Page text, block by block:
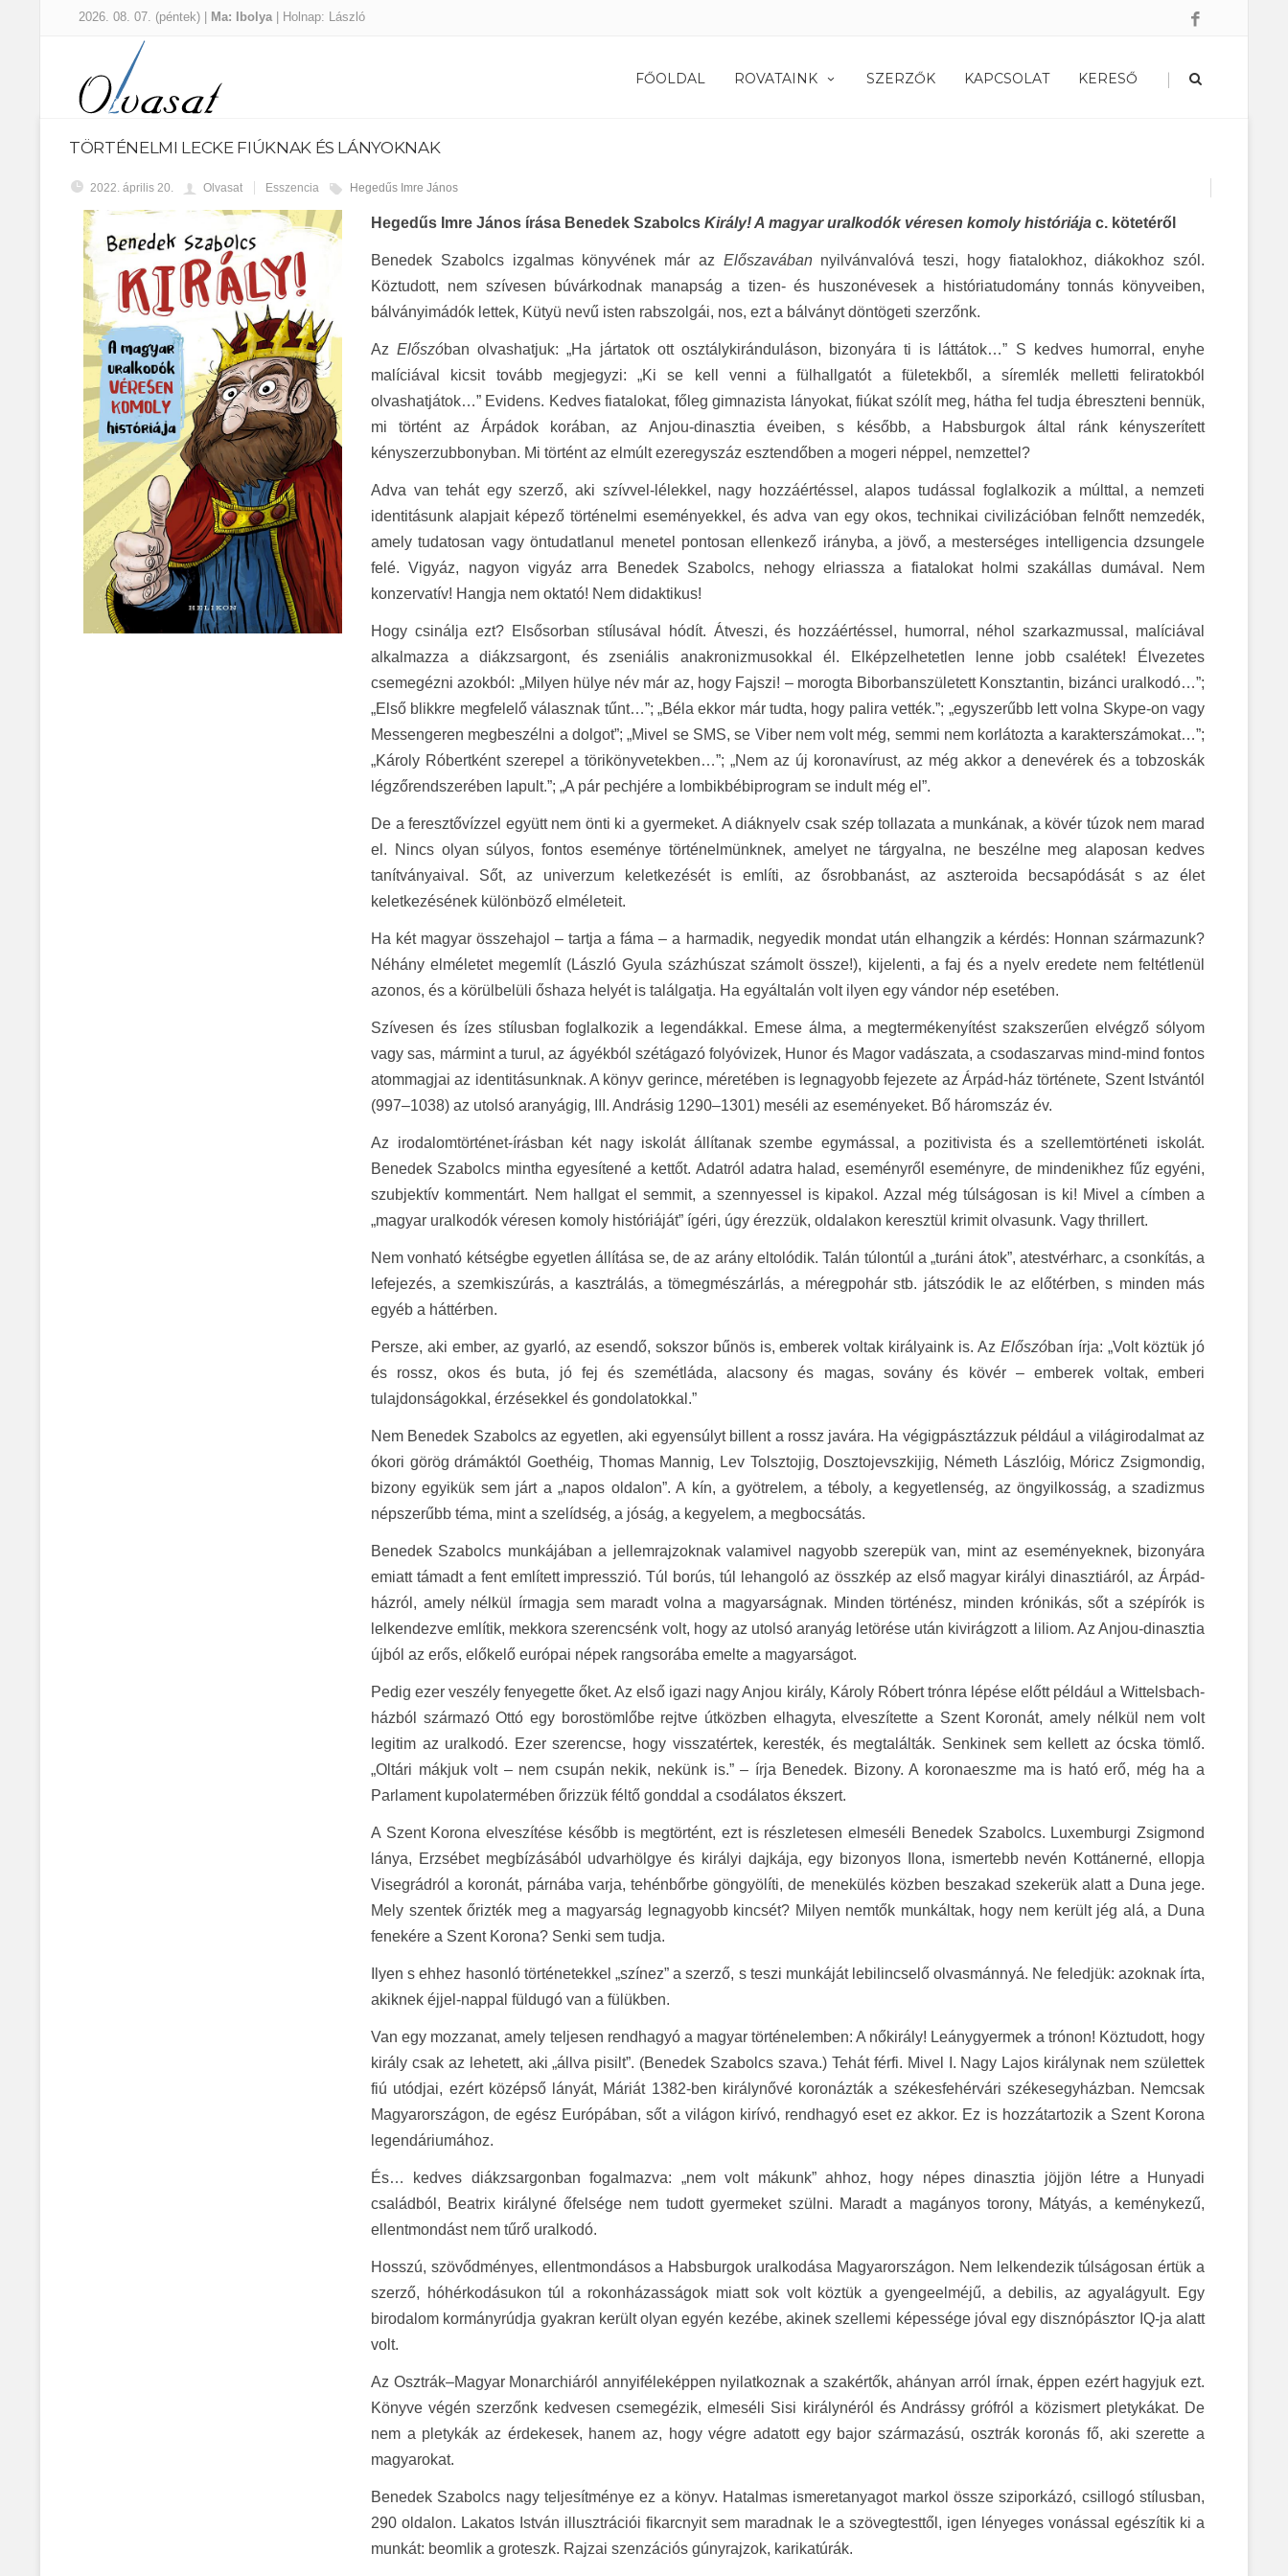
2026. 08. 07. (péntek) | Ma: Ibolya | Holnap: László
FŐOLDAL ROVATAINK SZERZŐK KAPCSOLAT KERESŐ |
TÖRTÉNELMI LECKE FIÚKNAK ÉS LÁNYOKNAK
2022. április 20. Olvasat Esszencia Hegedűs Imre János
Hegedűs Imre János írása Benedek Szabolcs Király! A magyar uralkodók véresen komoly históriája c. kötetéről
Benedek Szabolcs izgalmas könyvének már az Előszavában nyilvánvalóvá teszi, hogy fiatalokhoz, diákokhoz szól.
Köztudott, nem szívesen búvárkodnak manapság a tizen- és huszonévesek a históriatudomány tonnás könyveiben,
bálványimádók lettek, Kütyü nevű isten rabszolgái, nos, ezt a bálványt döntögeti szerzőnk.
AzElőszóban olvashatjuk: „Ha jártatok ott osztálykiránduláson, bizonyára ti is láttátok…” S kedves humorral, enyhe
malíciával kicsit tovább megjegyzi: „Ki se kell venni a fülhallgatót a fületekből, a síremlék melletti feliratokból
olvashatjátok…” Evidens. Kedves fiatalokat, főleg gimnazista lányokat, fiúkat szólít meg, hátha fel tudja ébreszteni bennük,
mi történt az Árpádok korában, az Anjou-dinasztia éveiben, s később, a Habsburgok által ránk kényszerített
kényszerzubbonyban. Mi történt az elmúlt ezeregyszáz esztendőben a mogeri néppel, nemzettel?
Adva van tehát egy szerző, aki szívvel-lélekkel, nagy hozzáértéssel, alapos tudással foglalkozik a múlttal, a nemzeti
identitásunk alapjait képező történelmi eseményekkel, és adva van egy okos, technikai civilizációban felnőtt nemzedék,
amely tudatosan vagy öntudatlanul menetel pontosan ellenkező irányba, a jövő, a mesterséges intelligencia dzsungele
felé. Vigyáz, nagyon vigyáz arra Benedek Szabolcs, nehogy elriassza a fiatalokat holmi szakállas dumával. Nem
konzervatív! Hangja nem oktató! Nem didaktikus!
Hogy csinálja ezt? Elsősorban stílusával hódít. Átveszi, és hozzáértéssel, humorral, néhol szarkazmussal, malíciával
alkalmazza a diákzsargont, és zseniális anakronizmusokkal él. Elképzelhetetlen lenne jobb csalétek! Élvezetes
csemegézni azokból: „Milyen hülye név már az, hogy Fajszi! – morogta Biborbanszületett Konsztantin, bizánci uralkodó…”;
„Első blikkre megfelelő válasznak tűnt…”; „Béla ekkor már tudta, hogy palira vették.”; „egyszerűbb lett volna Skype-on vagy
Messengeren megbeszélni a dolgot”; „Mivel se SMS, se Viber nem volt még, semmi nem korlátozta a karakterszámokat…”;
„Károly Róbertként szerepel a törikönyvetekben…”; „Nem az új koronavírust, az még akkor a denevérek és a tobzoskák
légzőrendszerében lapult.”; „A pár pechjére a lombikbébiprogram se indult még el”.
De a feresztővízzel együtt nem önti ki a gyermeket. A diáknyelv csak szép tollazata a munkának, a kövér túzok nem marad
el. Nincs olyan súlyos, fontos eseménye történelmünknek, amelyet ne tárgyalna, ne beszélne meg alaposan kedves
tanítványaival. Sőt, az univerzum keletkezését is említi, az ősrobbanást, az aszteroida becsapódását s az élet
keletkezésének különböző elméleteit.
Ha két magyar összehajol – tartja a fáma – a harmadik, negyedik mondat után elhangzik a kérdés: Honnan származunk?
Néhány elméletet megemlít (László Gyula százhúszat számolt össze!), kijelenti, a faj és a nyelv eredete nem feltétlenül
azonos, és a körülbelüli őshaza helyét is találgatja. Ha egyáltalán volt ilyen egy vándor nép esetében.
Szívesen és ízes stílusban foglalkozik a legendákkal. Emese álma, a megtermékenyítést szakszerűen elvégző sólyom
vagy sas, mármint a turul, az ágyékból szétágazó folyóvizek, Hunor és Magor vadászata, a csodaszarvas mind-mind fontos
atommagjai az identitásunknak. A könyv gerince, méretében is legnagyobb fejezete az Árpád-ház története, Szent Istvántól
(997–1038) az utolsó aranyágig, III. Andrásig 1290–1301) meséli az eseményeket. Bő háromszáz év.
Az irodalomtörténet-írásban két nagy iskolát állítanak szembe egymással, a pozitivista és a szellemtörténeti iskolát.
Benedek Szabolcs mintha egyesítené a kettőt. Adatról adatra halad, eseményről eseményre, de mindenikhez fűz egyéni,
szubjektív kommentárt. Nem hallgat el semmit, a szennyessel is kipakol. Azzal még túlságosan is ki! Mivel a címben a
„magyar uralkodók véresen komoly históriáját” ígéri, úgy érezzük, oldalakon keresztül krimit olvasunk. Vagy thrillert.
Nem vonható kétségbe egyetlen állítása se, de az arány eltolódik. Talán túlontúl a „turáni átok”, atestvérharc, a csonkítás, a
lefejezés, a szemkiszúrás, a kasztrálás, a tömegmészárlás, a méregpohár stb. játszódik le az előtérben, s minden más
egyéb a háttérben.
Persze, aki ember, az gyarló, az esendő, sokszor bűnös is, emberek voltak királyaink is. AzElőszóban írja: „Volt köztük jó
és rossz, okos és buta, jó fej és szemétláda, alacsony és magas, sovány és kövér – emberek voltak, emberi
tulajdonságokkal, érzésekkel és gondolatokkal.”
Nem Benedek Szabolcs az egyetlen, aki egyensúlyt billent a rossz javára. Ha végigpásztázzuk például a világirodalmat az
ókori görög drámáktól Goethéig, Thomas Mannig, Lev Tolsztojig, Dosztojevszkijig, Németh Lászlóig, Móricz Zsigmondig,
bizony egyikük sem járt a „napos oldalon”. A kín, a gyötrelem, a téboly, a kegyetlenség, az öngyilkosság, a szadizmus
népszerűbb téma, mint a szelídség, a jóság, a kegyelem, a megbocsátás.
Benedek Szabolcs munkájában a jellemrajzoknak valamivel nagyobb szerepük van, mint az eseményeknek, bizonyára
emiatt támadt a fent említett impresszió. Túl borús, túl lehangoló az összkép az első magyar királyi dinasztiáról, az Árpád-
házról, amely nélkül írmagja sem maradt volna a magyarságnak. Minden történész, minden krónikás, sőt a szépírók is
lelkendezve említik, mekkora szerencsénk volt, hogy az utolsó aranyág letörése után kivirágzott a liliom. Az Anjou-dinasztia
újból az erős, előkelő európai népek rangsorába emelte a magyarságot.
Pedig ezer veszély fenyegette őket. Az első igazi nagy Anjou király, Károly Róbert trónra lépése előtt például a Wittelsbach-
házból származó Ottó egy borostömlőbe rejtve útközben elhagyta, elveszítette a Szent Koronát, amely nélkül nem volt
legitim az uralkodó. Ezer szerencse, hogy visszatértek, keresték, és megtalálták. Senkinek sem kellett az ócska tömlő.
„Oltári mákjuk volt – nem csupán nekik, nekünk is.” – írja Benedek. Bizony. A koronaeszme ma is ható erő, még ha a
Parlament kupolatermében őrizzük féltő gonddal a csodálatos ékszert.
A Szent Korona elveszítése később is megtörtént, ezt is részletesen elmeséli Benedek Szabolcs. Luxemburgi Zsigmond
lánya, Erzsébet megbízásából udvarhölgye és királyi dajkája, egy bizonyos Ilona, ismertebb nevén Kottánerné, ellopja
Visegrádról a koronát, párnába varja, tehénbőrbe göngyölíti, de menekülés közben beszakad szekerük alatt a Duna jege.
Mely szentek őrizték meg a magyarság legnagyobb kincsét? Milyen nemtők munkáltak, hogy nem került jég alá, a Duna
fenekére a Szent Korona? Senki sem tudja.
Ilyen s ehhez hasonló történetekkel „színez” a szerző, s teszi munkáját lebilincselő olvasmánnyá. Ne feledjük: azoknak írta,
akiknek éjjel-nappal füldugó van a fülükben.
Van egy mozzanat, amely teljesen rendhagyó a magyar történelemben: A nőkirály! Leánygyermek a trónon! Köztudott, hogy
király csak az lehetett, aki „állva pisilt”. (Benedek Szabolcs szava.) Tehát férfi. Mivel I. Nagy Lajos királynak nem születtek
fiú utódjai, ezért középső lányát, Máriát 1382-ben királynővé koronázták a székesfehérvári székesegyházban. Nemcsak
Magyarországon, de egész Európában, sőt a világon kirívó, rendhagyó eset ez akkor. Ez is hozzátartozik a Szent Korona
legendáriumához.
És… kedves diákzsargonban fogalmazva: „nem volt mákunk” ahhoz, hogy népes dinasztia jöjjön létre a Hunyadi
családból, Beatrix királyné őfelsége nem tudott gyermeket szülni. Maradt a magányos torony, Mátyás, a keménykezű,
ellentmondást nem tűrő uralkodó.
Hosszú, szövődményes, ellentmondásos a Habsburgok uralkodása Magyarországon. Nem lelkendezik túlságosan értük a
szerző, hóhérkodásukon túl a rokonházasságok miatt sok volt köztük a gyengeelméjű, a debilis, az agyalágyult. Egy
birodalom kormányrúdja gyakran került olyan egyén kezébe, akinek szellemi képessége jóval egy disznópásztor IQ-ja alatt
volt.
Az Osztrák–Magyar Monarchiáról annyiféleképpen nyilatkoznak a szakértők, ahányan arról írnak, éppen ezért hagyjuk ezt.
Könyve végén szerzőnk kedvesen csemegézik, elmeséli Sisi királynéról és Andrássy grófról a közismert pletykákat. De
nem a pletykák az érdekesek, hanem az, hogy végre adatott egy bajor származású, osztrák koronás fő, aki szerette a
magyarokat.
Benedek Szabolcs nagy teljesítménye ez a könyv. Hatalmas ismeretanyagot markol össze sziporkázó, csillogó stílusban,
290 oldalon. Lakatos István illusztrációi fikarcnyit sem maradnak le a szövegtesttől, igen lényeges vonással egészítik ki a
munkát: beomlik a groteszk. Rajzai szenzációs gúnyrajzok, karikatúrák.